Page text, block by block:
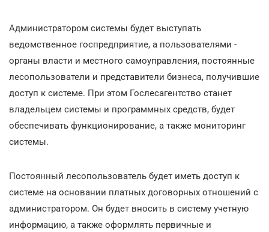
Администратором системы будет выступать
ведомственное госпредприятие, а пользователями -
органы власти и местного самоуправления, постоянные
лесопользователи и представители бизнеса, получившие
доступ к системе. При этом Гослесагентство станет
владельцем системы и программных средств, будет
обеспечивать функционирование, а также мониторинг
системы.
Постоянный лесопользователь будет иметь доступ к
системе на основании платных договорных отношений с
администратором. Он будет вносить в систему учетную
информацию, а также оформлять первичные и